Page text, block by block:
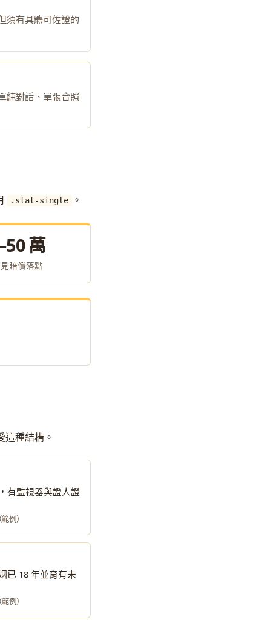
須有具體可佐證的
純對話、單張合照
.stat-single 。
萬
賠償落點
種結構。
有監視器與證人證
例）
已 18 年並育有未
例）